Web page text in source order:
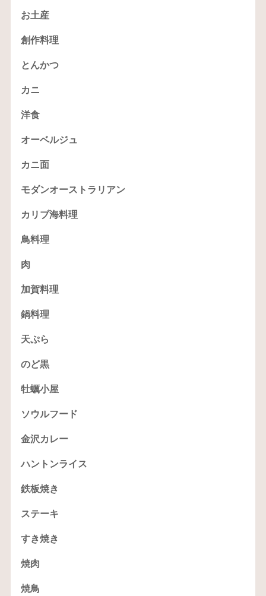
お土産
創作料理
とんかつ
カニ
洋食
オーベルジュ
カニ面
モダンオーストラリアン
カリブ海料理
鳥料理
肉
加賀料理
鍋料理
天ぷら
のど黒
牡蠣小屋
ソウルフード
金沢カレー
ハントンライス
鉄板焼き
ステーキ
すき焼き
焼肉
焼鳥